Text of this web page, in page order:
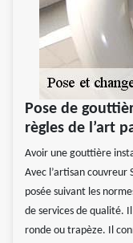
Pose de
règles de l’art
Avoir une gouttière
Avec l’artisan couvreur
posée suivant les
de services de qualité.
ronde ou trapèze. Il